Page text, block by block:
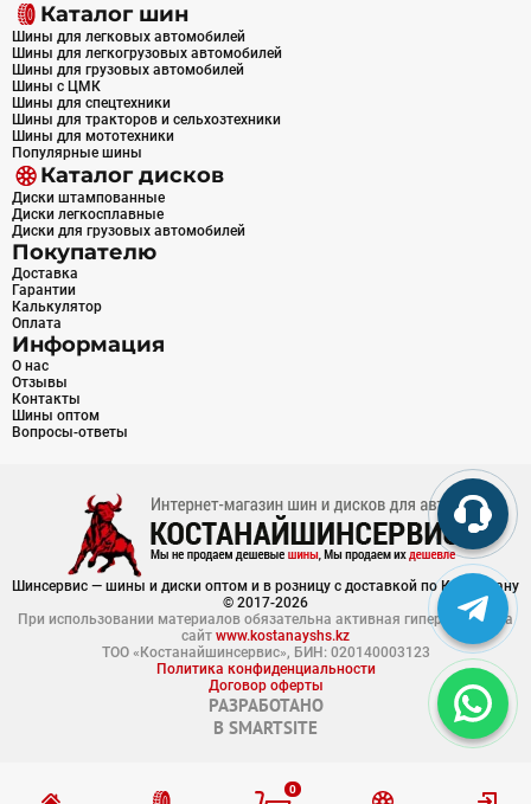
0
Каталог шин
Шины для легковых автомобилей
Шины для легкогрузовых автомобилей
Шины для грузовых автомобилей
Шины с ЦМК
Шины для спецтехники
Шины для тракторов и сельхозтехники
Шины для мототехники
Популярные шины
Каталог дисков
Диски штампованные
Диски легкосплавные
Диски для грузовых автомобилей
Покупателю
Доставка
Гарантии
Калькулятор
Оплата
Информация
О нас
Отзывы
Контакты
Шины оптом
Вопросы-ответы
Шинсервис — шины и диски оптом и в розницу с доставкой по Казахстану
© 2017-2026
При использовании материалов обязательна активная гиперссылка на
сайт www.kostanayshs.kz
ТОО «Костанайшинсервис», БИН: 020140003123
Политика конфиденциальности
Договор оферты
РАЗРАБОТАНО
В SMARTSITE